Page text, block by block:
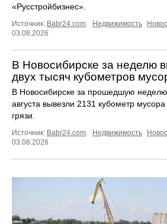
«Русстройбизнес».
Источник: Babr24.com Недвижимость
03.08.2026
В Новосибирске за неделю
двух тысяч кубометров
В Новосибирске за прошедшую
августа вывезли 2131 кубометр
грязи.
Источник: Babr24.com. Недвижимость
03.08.2026